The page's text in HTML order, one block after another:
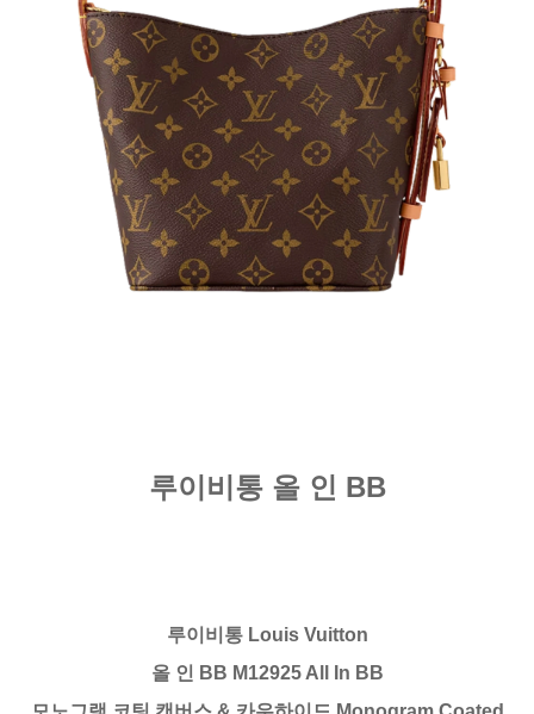
루이비통 올 인 BB
루이비통 Louis Vuitton
올 인 BB M12925 All In BB